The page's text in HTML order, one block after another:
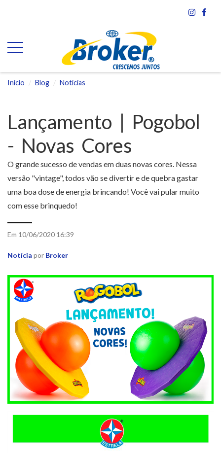
Início Blog Notícias
Lançamento | Pogobol
- Novas Cores
O grande sucesso de vendas em duas novas cores. Nessa
versão "vintage", todos vão se divertir e de quebra gastar
uma boa dose de energia brincando! Você vai pular muito
com esse brinquedo!
Em 10/06/2020 16:39
Notícia por Broker